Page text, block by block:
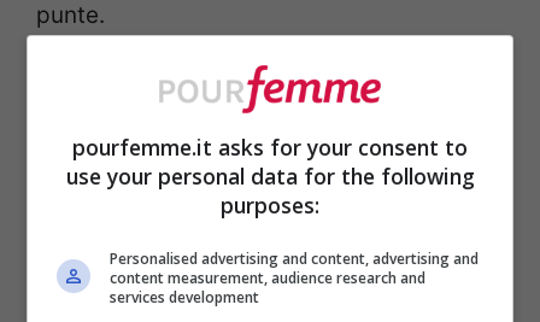
punte.
Contouring per capelli fai-da-te,
come si fa? Il tutorial
pourfemme.it asks for your consent to
use your personal data for the following
purposes:
Personalised advertising and content, advertising and
content measurement, audience research and
services development